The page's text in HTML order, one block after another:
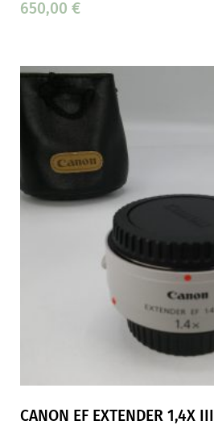
650,00 €
CANON EF EXTENDER 1,4X III